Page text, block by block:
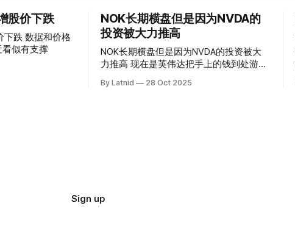
股价下跌
和价格
似有支撑
NOK长期横盘但是因为NVDA的
投资被大力推高
NOK长期横盘但是因为NVDA的投资被大
力推高 现在是英伟达把手上的钱到处游走
By Latnid 28 Oct 2025
Sign up